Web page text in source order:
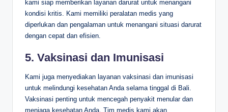
kami siap memberikan layanan darurat untuk menangani
kondisi kritis. Kami memiliki peralatan medis yang
diperlukan dan pengalaman untuk menangani situasi darurat
dengan cepat dan efisien.
5. Vaksinasi dan Imunisasi
Kami juga menyediakan layanan vaksinasi dan imunisasi
untuk melindungi kesehatan Anda selama tinggal di Bali.
Vaksinasi penting untuk mencegah penyakit menular dan
menjaga kesehatan Anda. Tim medis kami akan